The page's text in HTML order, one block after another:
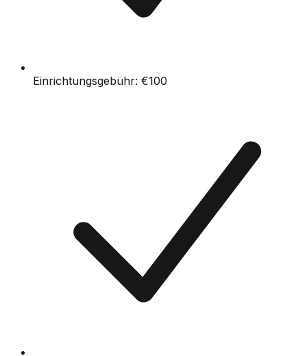
Einrichtungsgebühr: €100